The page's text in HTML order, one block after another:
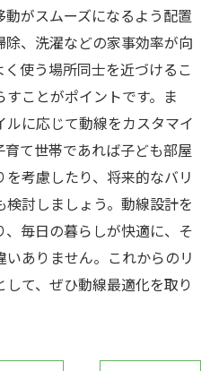
がスムーズになるよう配置
、洗濯などの家事効率が向
使う場所同士を近づけるこ
ことがポイントです。ま
に応じて動線をカスタマイ
て世帯であれば子ども部屋
考慮したり、将来的なバリ
討しましょう。動線設計を
毎日の暮らしが快適に、そ
ありません。これからのリ
て、ぜひ動線最適化を取り